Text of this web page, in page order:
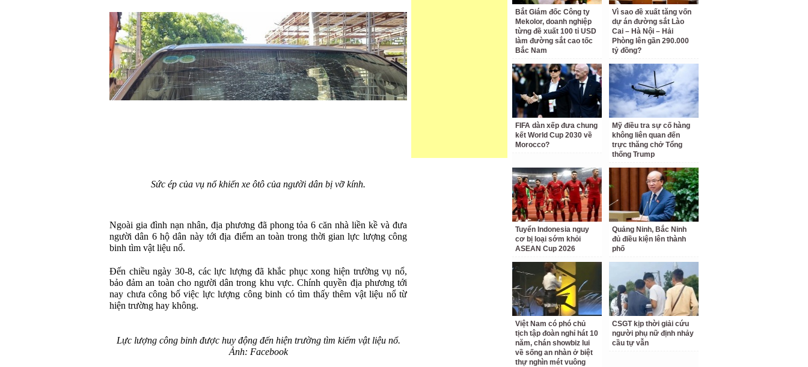
Sức ép của vụ nổ khiến xe ôtô của người dân bị vỡ kính.
Ngoài gia đình nạn nhân, địa phương đã phong tỏa 6 căn nhà liền kề và đưa
người dân 6 hộ dân này tới địa điểm an toàn trong thời gian lực lượng công
binh tìm vật liệu nổ.
Đến chiều ngày 30-8, các lực lượng đã khắc phục xong hiện trường vụ nổ,
bảo đảm an toàn cho người dân trong khu vực. Chính quyền địa phương tới
nay chưa công bố việc lực lượng công binh có tìm thấy thêm vật liệu nổ từ
hiện trường hay không.
Lực lượng công binh được huy động đến hiện trường tìm kiếm vật liệu nổ.
Ảnh: Facebook
Bắt Giám đốc Công ty
Mekolor, doanh nghiệp
từng đề xuất 100 tỉ USD
làm đường sắt cao tốc
Bắc Nam
Vì sao đề xuất tăng vốn
dự án đường sắt Lào
Cai – Hà Nội – Hải
Phòng lên gần 290.000
tỷ đồng?
FIFA dàn xếp đưa chung
kết World Cup 2030 về
Morocco?
Mỹ điều tra sự cố hàng
không liên quan đến
trực thăng chở Tổng
thống Trump
Tuyển Indonesia nguy
cơ bị loại sớm khỏi
ASEAN Cup 2026
Quảng Ninh, Bắc Ninh
đủ điều kiện lên thành
phố
Việt Nam có phó chủ
tịch tập đoàn nghỉ hát 10
năm, chán showbiz lui
về sống an nhàn ở biệt
thự nghìn mét vuông
CSGT kịp thời giải cứu
người phụ nữ định nhảy
cầu tự vẫn